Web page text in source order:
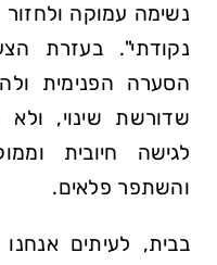
נשימה עמוקה
נקודתי". בעזרת
הסערה הפנימית
שדורשת שינוי,
לגישה חיובית
והשתפר פלאים.
בבית, לעיתים